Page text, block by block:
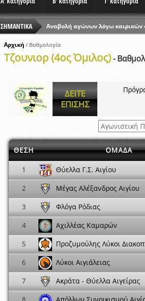
ΣΗΜΑΝΤΙΚΑ
Αναβολή αγώνων λόγω
Ώρες έναρξης αγώνων
Αποτελέσματα επαναληπτικών
Αποτελέσματα γραπτών
Καταρτισμός ομάδων ανα όμιλο
Αρχική / Βαθμολογία
Τζουνιορ (4ος Όμιλος)-
ΔΕΙΤΕ
ΕΠΙΣΗΣ
ΘΕΣΗ ΟΜΑΔΑ
1
Θύελλα Γ.Σ. Αιγίου
2
Μέγας Αλέξανδρος Αιγίου
3
Φλόγα Ρόδιας
4
Αχιλλέας Καμαρών
5
Προζυμούλης Λύκοι
6
Λύκοι Αιγιάλειας
7
Ακράτα - Θύελλα Αιγείρας